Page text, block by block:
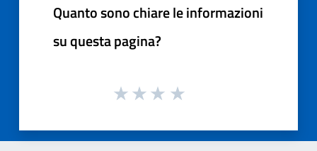
Quanto sono chiare le informazioni
su questa pagina?